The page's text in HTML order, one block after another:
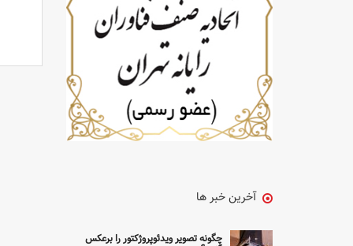
آخرین خبر ها
چگونه تصویر ویدئوپروژکتور را برعکس